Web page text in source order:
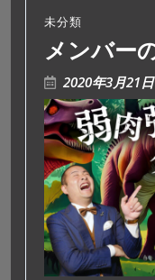
未分類
メンバー
2020年3月21日